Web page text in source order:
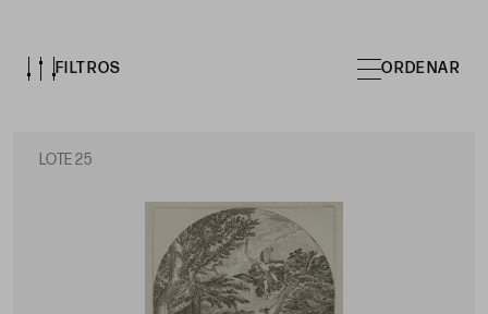
FILTROS ORDENAR
LOTE 25